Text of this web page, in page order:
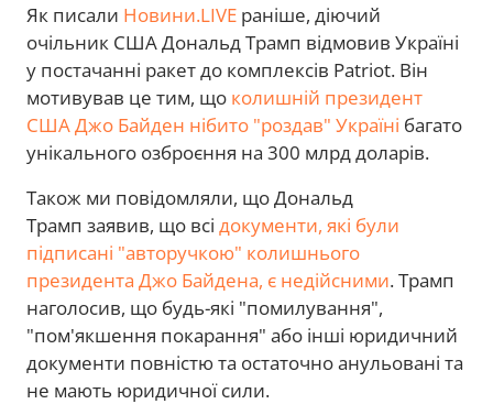
Як писали Новини.LIVE раніше, діючий
очільник США Дональд Трамп відмовив Україні
у постачанні ракет до комплексів Patriot. Він
мотивував це тим, що колишній президент
США Джо Байден нібито "роздав" Україні багато
унікального озброєння на 300 млрд доларів.
Також ми повідомляли, що Дональд
Трамп заявив, що всі документи, які були
підписані "авторучкою" колишнього
президента Джо Байдена, є недійсними. Трамп
наголосив, що будь-які "помилування",
"пом'якшення покарання" або інші юридичний
документи повністю та остаточно анульовані та
не мають юридичної сили.